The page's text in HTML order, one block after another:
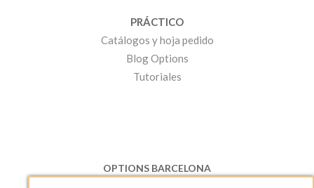
PRÁCTICO
Catálogos y hoja pedido
Blog Options
Tutoriales
OPTIONS BARCELONA